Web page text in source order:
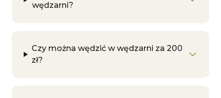
wędzarni?
Czy można wędzić w wędzarni za 200
zł?